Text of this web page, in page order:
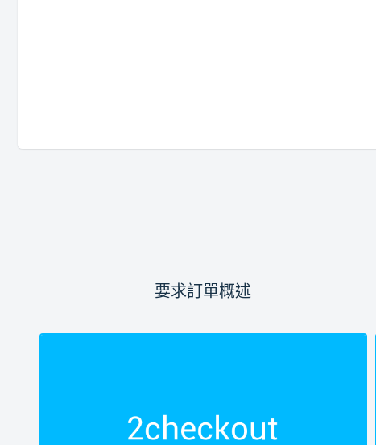
要求訂單概述